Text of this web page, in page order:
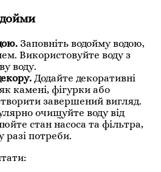
Заповніть водойму водою,
Використовуйте воду з
воду.
Додайте декоративні
камені, фігурки або
завершений вигляд.
очищуйте воду від
стан насоса та фільтра,
разі потреби.